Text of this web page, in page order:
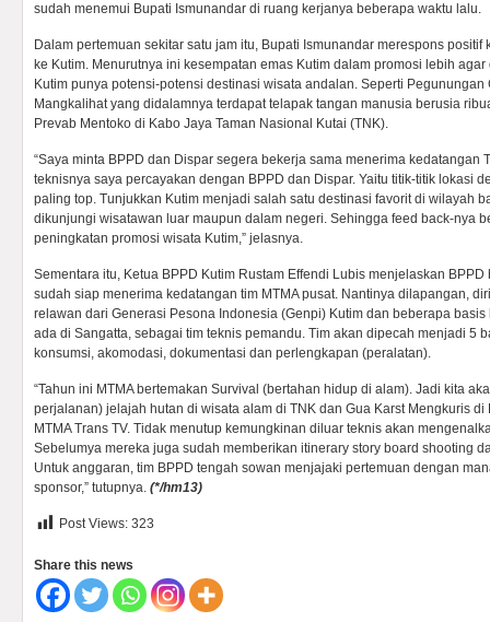
sudah menemui Bupati Ismunandar di ruang kerjanya beberapa waktu lalu.
Dalam pertemuan sekitar satu jam itu, Bupati Ismunandar merespons positif
ke Kutim. Menurutnya ini kesempatan emas Kutim dalam promosi lebih
Kutim punya potensi-potensi destinasi wisata andalan. Seperti Pegunungan
Mangkalihat yang didalamnya terdapat telapak tangan manusia berusia
Prevab Mentoko di Kabo Jaya Taman Nasional Kutai (TNK).
“Saya minta BPPD dan Dispar segera bekerja sama menerima kedatangan
teknisnya saya percayakan dengan BPPD dan Dispar. Yaitu titik-titik lokasi
paling top. Tunjukkan Kutim menjadi salah satu destinasi favorit di wilayah
dikunjungi wisatawan luar maupun dalam negeri. Sehingga feed back-nya
peningkatan promosi wisata Kutim,” jelasnya.
Sementara itu, Ketua BPPD Kutim Rustam Effendi Lubis menjelaskan
sudah siap menerima kedatangan tim MTMA pusat. Nantinya dilapangan,
relawan dari Generasi Pesona Indonesia (Genpi) Kutim dan beberapa
ada di Sangatta, sebagai tim teknis pemandu. Tim akan dipecah menjadi 5
konsumsi, akomodasi, dokumentasi dan perlengkapan (peralatan).
“Tahun ini MTMA bertemakan Survival (bertahan hidup di alam). Jadi kita
perjalanan) jelajah hutan di wisata alam di TNK dan Gua Karst Mengkuris
MTMA Trans TV. Tidak menutup kemungkinan diluar teknis akan
Sebelumya mereka juga sudah memberikan itinerary story board shooting
Untuk anggaran, tim BPPD tengah sowan menjajaki pertemuan dengan
sponsor,” tutupnya. (*/hm13)
Post Views: 323
Share this news